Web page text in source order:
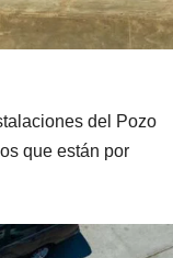
del Pozo
que están por